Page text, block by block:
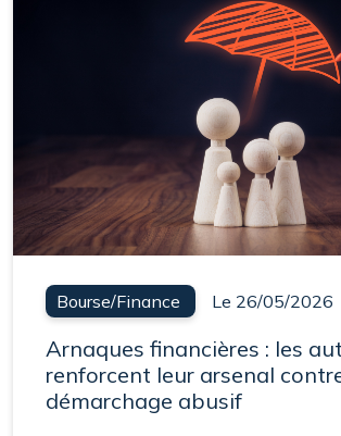
Bourse/Finance Le 26/05/2026
Arnaques financières : les
renforcent leur arsenal
démarchage abusif